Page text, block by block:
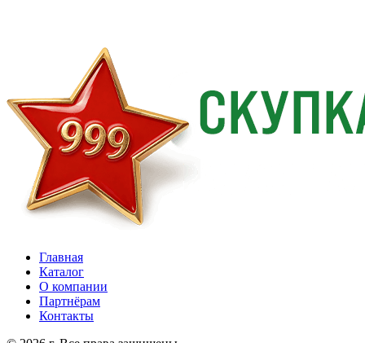
Главная
Каталог
О компании
Партнёрам
Контакты